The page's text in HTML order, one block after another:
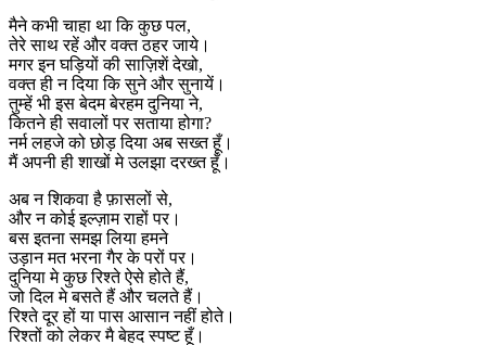
मैने कभी चाहा था कि कुछ पल,
तेरे साथ रहें और वक्त ठहर जाये।
मगर इन घड़ियों की साज़िशें देखो,
वक्त ही न दिया कि सुने और सुनायें।
तुम्हें भी इस बेदम बेरहम दुनिया ने,
कितने ही सवालों पर सताया होगा?
नर्म लहजे को छोड़ दिया अब सख्त हूँ।
मैं अपनी ही शाखों मे उलझा दरख्त हूँ।
अब न शिकवा है फ़ासलों से,
और न कोई इल्ज़ाम राहों पर।
बस इतना समझ लिया हमने
उड़ान मत भरना गैर के परों पर।
दुनिया मे कुछ रिश्ते ऐसे होते हैं,
जो दिल मे बसते हैं और चलते हैं।
रिश्ते दूर हों या पास आसान नहीं होते।
रिश्तों को लेकर मै बेहद स्पष्ट हूँ।